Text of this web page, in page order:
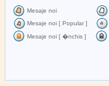
Mesaje noi
Mesaje noi [ Popular ]
Mesaje noi [ �nchis ]